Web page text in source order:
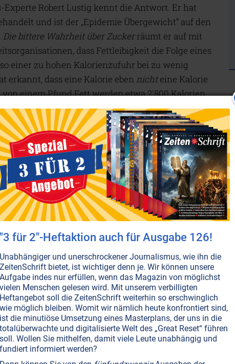
Robert Lustig kennt die Antwort. Er hat
und ist der „Epidemie Übergewicht” auf den
Die bittere Wahrheit über Zuckerräumt er auf mit
dass Fettleibigkeit die Folge eines
einer zu hohen Kalorienzufuhr bei zu wenig
erkannt, dass eine Kalorie eben nichteine Kalorie
einem Pfund Fett werden etwa 2'800 Kalorien
an, dass man ein Pfund abnehmen kann, wenn
dieselbe Kalorienzahl durch Bewegung
Studie entlarvt die Erwartung, ein
den Gewichtsverlust, als Irrtum. Sobald Menschen
noch weiter reduzieren respektive noch
Durchschnittlich mussten fettleibige
um ein Pfund Fett abzubauen. Allein durch
Gewicht zu verlieren, wenn nicht gar
dass Bewegung nicht zu Gewichtsverlust führt:
Muskeln auf. Das ist gut für die Gesundheit,
Sie die Nahrungsaufnahme also konstant
beginnen, werden Sie zwar etwas Gewicht
die den Appetit unterdrücken,
nur für eine kurze Zeit, und dann kommt es
Denn der Körper ist klüger als der Verstand! Er
um sich an die niedrigere Kalorienzufuhr
"3 für 2"-Heftaktion auch für Ausgabe 126!
Unabhängiger und unerschrockener Journalismus, wie ihn die
ZeitenSchrift bietet, ist wichtiger denn je. Wir können unsere
Aufgabe indes nur erfüllen, wenn das Magazin von möglichst
vielen Menschen gelesen wird. Mit unserem verbilligten
Heftangebot soll die ZeitenSchrift weiterhin so erschwinglich
wie möglich bleiben. Womit wir nämlich heute konfrontiert sind,
ist die minutiöse Umsetzung eines Masterplans, der uns in die
totalüberwachte und digitalisierte Welt des „Great Reset“ führen
soll. Wollen Sie mithelfen, damit viele Leute unabhängig und
fundiert informiert werden?